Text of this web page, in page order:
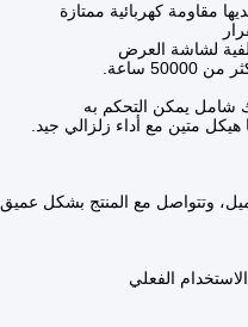
مقاومة كهربائية ممتازة
لشاشة العرض
شامل يمكن التحكم به
وتتواصل مع المنتج بشكل عميق
الفعلي